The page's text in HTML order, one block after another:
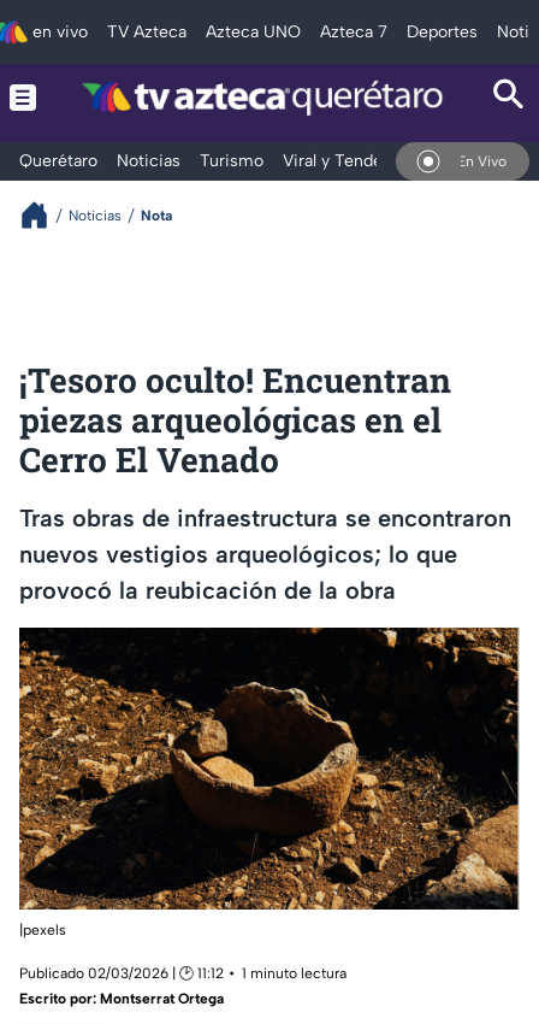
en vivo TV Azteca Azteca UNO Azteca 7 Deportes
Querétaro Noticias Turismo Viral y Tendencia Clima
En Vivo
Noticias Nota
¡Tesoro oculto! Encuentran
piezas arqueológicas en el
Cerro El Venado
Tras obras de infraestructura se encontraron
nuevos vestigios arqueológicos; lo que
provocó la reubicación de la obra
|pexels
Publicado 02/03/2026 | 🕑 11:12
1 minuto lectura
Escrito por: Montserrat Ortega